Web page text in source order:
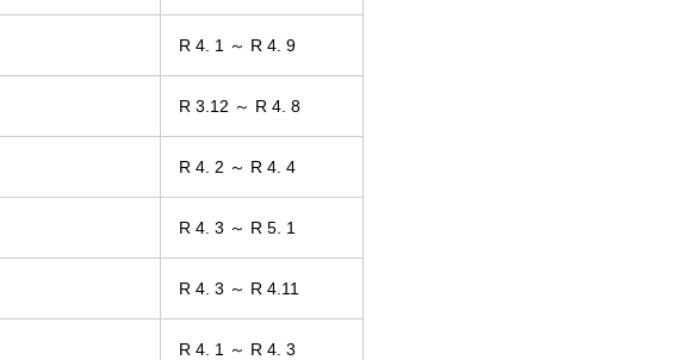
R 4. 1 ～ R 4. 9
R 3.12 ～ R 4. 8
R 4. 2 ～ R 4. 4
R 4. 3 ～ R 5. 1
R 4. 3 ～ R 4.11
R 4. 1 ～ R 4. 3